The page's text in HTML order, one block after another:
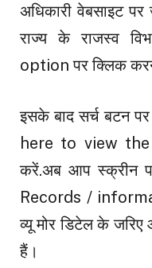
अधिकारी वेबसाइट
राज्य के राजस्व
option पर क्लिक
इसके बाद सर्च बटन
here to view
करें.अब आप स्क्रीन
Records /
व्यू मोर डिटेल के
हैं।